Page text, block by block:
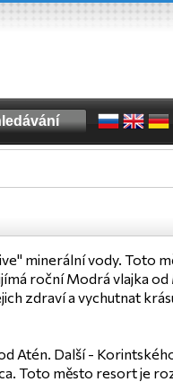
minerální vody. Toto
roční Modrá vlajka od
zdraví a vychutnat
Atén. Další -
Toto město resort je